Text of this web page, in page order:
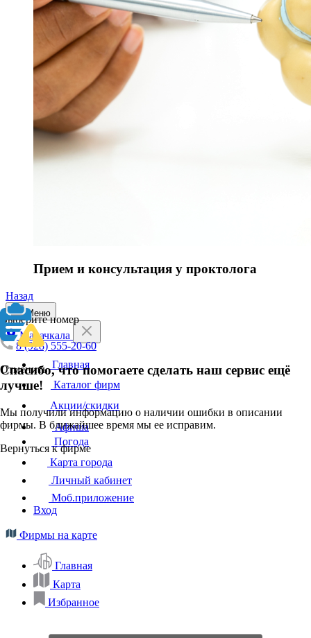
Прием и консультация у проктолога
Назад
Выберите номер
8 (928) 555-20-60
Отменить
Спасибо, что помогаете сделать наш сервис ещё
лучше!
Мы получили информацию о наличии ошибки в описании
фирмы. В ближайшее время мы ее исправим.
Вернуться к фирме
Меню
Махачкала
Главная
Каталог фирм
Акции/скидки
Афиша
Погода
Карта города
Личный кабинет
Моб.приложение
Вход
Фирмы на карте
Главная
Карта
Избранное